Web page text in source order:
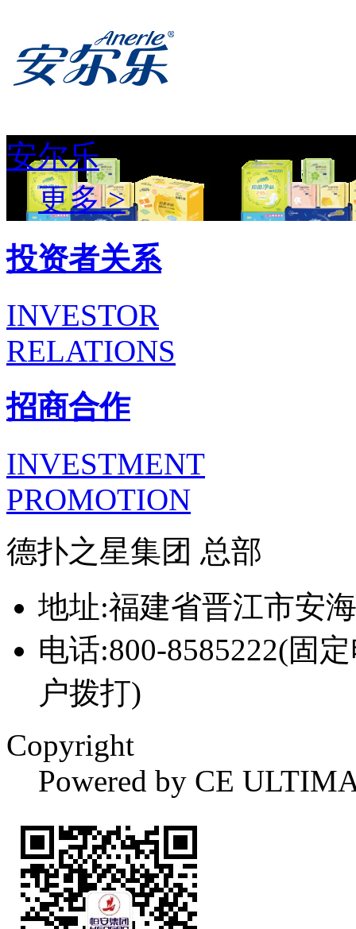
安尔乐
更多 >
投资者关系
INVESTOR
RELATIONS
招商合作
INVESTMENT
PROMOTION
德扑之星集团 总部
地址:福建省晋江市安
电话:800-8585222(固
户拨打)
Copyright
Powered by CE